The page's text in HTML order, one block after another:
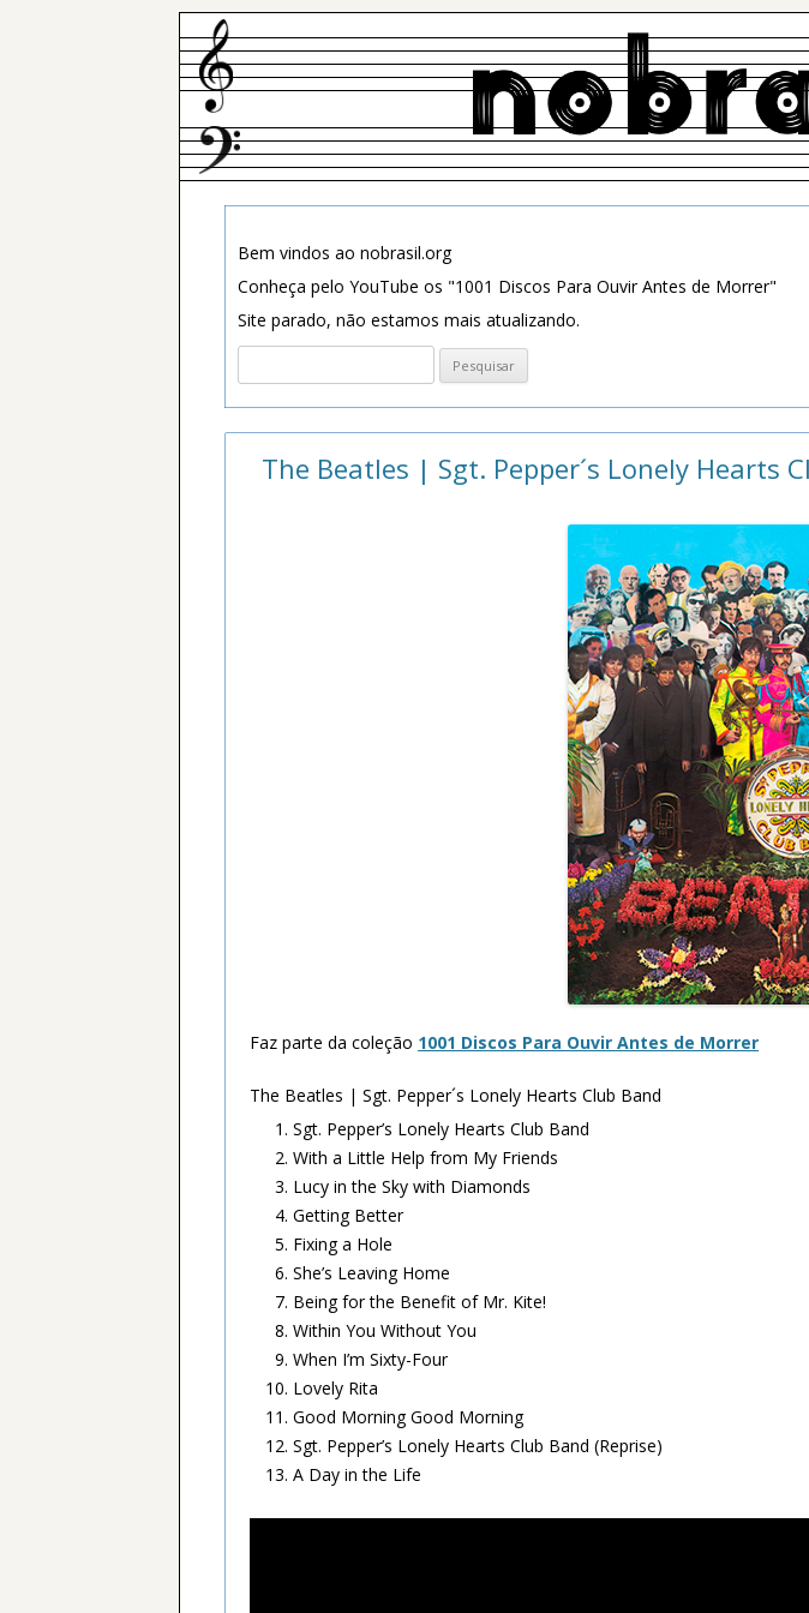
Bem vindos ao nobrasil.org
Conheça pelo YouTube os "1001 Discos Para Ouvir Antes de Morrer"
Site parado, não estamos mais atualizando.
Pesquisar
The Beatles | Sgt. Pepper´s Lonely Hearts
Faz parte da coleção 1001 Discos Para Ouvir Antes de Morrer
The Beatles | Sgt. Pepper´s Lonely Hearts Club Band
Sgt. Pepper’s Lonely Hearts Club Band
With a Little Help from My Friends
Lucy in the Sky with Diamonds
Getting Better
Fixing a Hole
She’s Leaving Home
Being for the Benefit of Mr. Kite!
Within You Without You
When I’m Sixty-Four
Lovely Rita
Good Morning Good Morning
Sgt. Pepper’s Lonely Hearts Club Band (Reprise)
A Day in the Life